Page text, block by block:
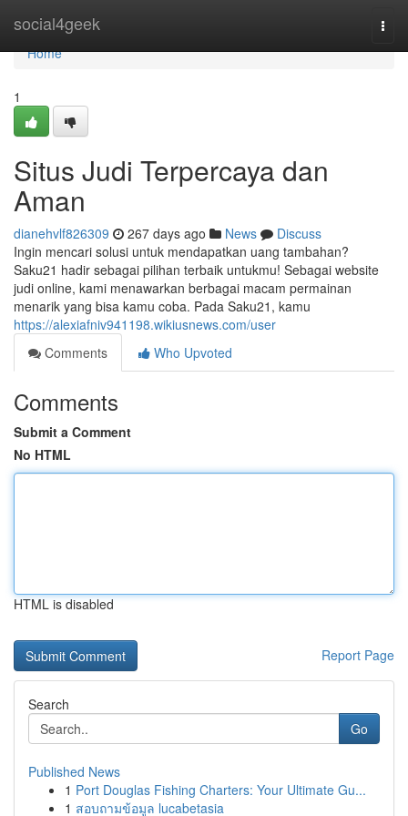
social4geek
Home
Home
1
Situs Judi Terpercaya dan
Aman
dianehvlf826309 267 days ago News
Discuss
Ingin mencari solusi untuk mendapatkan uang tambahan?
Saku21 hadir sebagai pilihan terbaik untukmu! Sebagai website
judi online, kami menawarkan berbagai macam permainan
menarik yang bisa kamu coba. Pada Saku21, kamu
https://alexiafniv941198.wikiusnews.com/user
Comments
Who Upvoted
Comments
Submit a Comment
No HTML
HTML is disabled
Report Page
Search
Go
Published News
1 Port Douglas Fishing Charters: Your Ultimate Gu...
1 สอบถามข้อมูล lucabetasia